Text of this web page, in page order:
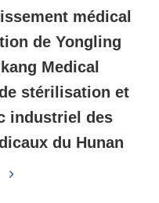
médical
de Yongling
Medical
stérilisation et
industriel des
du Hunan